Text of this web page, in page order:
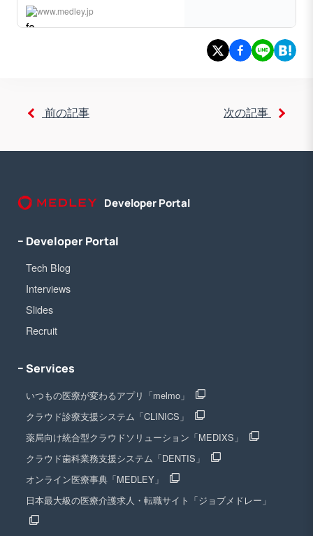
www.medley.jp
前の記事 次の記事
Developer Portal
− Developer Portal
Tech Blog
Interviews
Slides
Recruit
− Services
いつもの医療が変わるアプリ「melmo」
クラウド診療支援システム「CLINICS」
薬局向け統合型クラウドソリューション「MEDIXS」
クラウド歯科業務支援システム「DENTIS」
オンライン医療事典「MEDLEY」
日本最大級の医療介護求人・転職サイト「ジョブメドレー」